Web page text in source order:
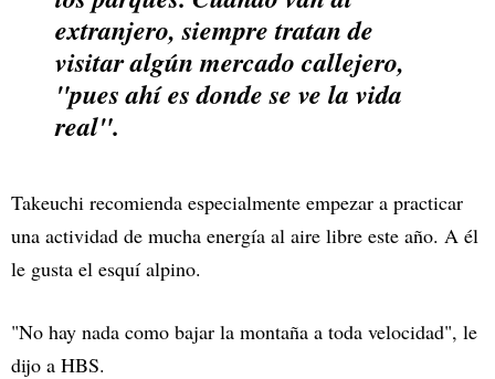
extranjero, siempre tratan de
visitar algún mercado callejero,
"pues ahí es donde se ve la vida
real".
Takeuchi recomienda especialmente empezar a practicar
una actividad de mucha energía al aire libre este año. A él
le gusta el esquí alpino.
"No hay nada como bajar la montaña a toda velocidad", le
dijo a HBS.